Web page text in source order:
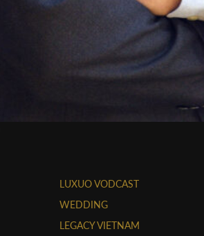
LUXUO VODCAST
WEDDING
LEGACY VIETNAM